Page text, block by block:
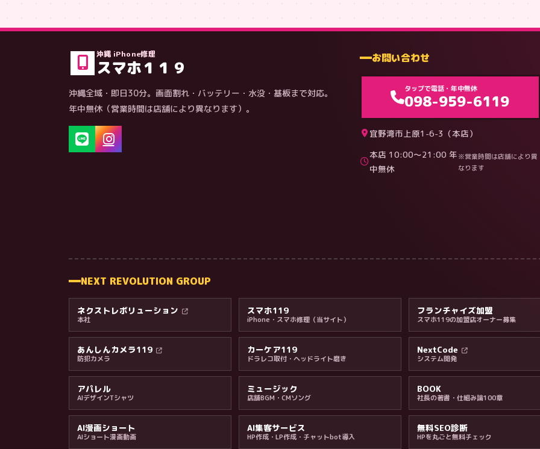
沖縄 iPhone修理
スマホ１１９
沖縄全域・即日30分。画面割れ・バッテリー・水没・基板まで対応。
年中無休（営業時間は店舗により異なります）。
お問い合わせ
タップで電話・年中無休
098-959-6119
宜野湾市上原1-6-3（本店）
本店 10:00〜21:00 年
中無休
※営業時間は店舗により異
なります
NEXT REVOLUTION GROUP
ネクストレボリューション
本社
スマホ119
iPhone・スマホ修理（当サイト）
フランチャイズ加盟
スマホ119の加盟店オーナー募集
あんしんカメラ119
防犯カメラ
カーケア119
ドラレコ取付・ヘッドライト磨き
NextCode
システム開発
アパレル
AIデザインTシャツ
ミュージック
店舗BGM・CMソング
BOOK
社長の著書・仕組み論100章
AI漫画ショート
AIショート漫画動画
AI集客サービス
HP作成・LP作成・チャットbot導入
無料SEO診断
HPを丸ごと無料チェック